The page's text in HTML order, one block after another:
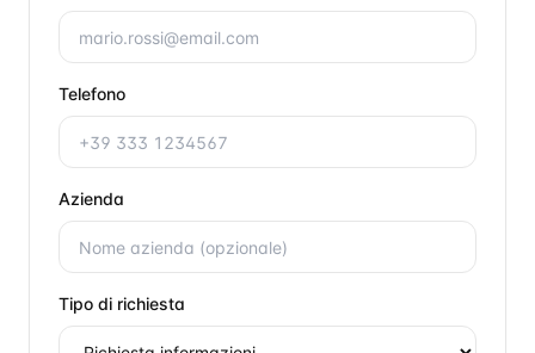
Telefono
Azienda
Tipo di richiesta